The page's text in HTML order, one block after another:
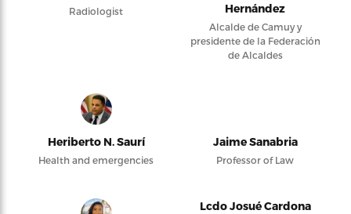
Radiologist
Hernández
Alcalde de Camuy y
presidente de la Federación
de Alcaldes
Heriberto N. Saurí
Health and emergencies
Jaime Sanabria
Professor of Law
Lcdo Josué Cardona